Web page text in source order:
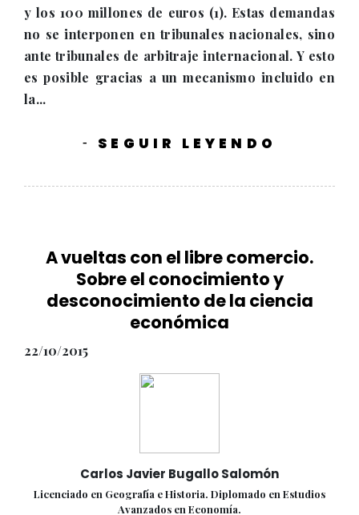
y los 100 millones de euros (1). Estas demandas
no se interponen en tribunales nacionales, sino
ante tribunales de arbitraje internacional. Y esto
es posible gracias a un mecanismo incluido en
la...
- SEGUIR LEYENDO
A vueltas con el libre comercio.
Sobre el conocimiento y
desconocimiento de la ciencia
económica
22/10/2015
Carlos Javier Bugallo Salomón
Licenciado en Geografía e Historia. Diplomado en Estudios
Avanzados en Economía.